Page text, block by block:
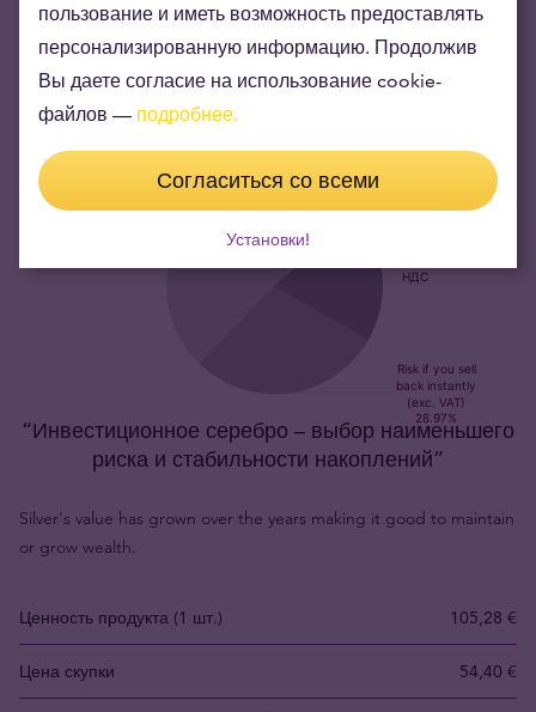
конвертируемость серебряных слитков PAMP у
инвесторов, банков и инвестиционных дилеров.
“Инвестиционное серебро – выбор наименьшего
риска и стабильности накоплений”
Silver's value has grown over the years making it good to maintain
or grow wealth.
Ценность продукта (1 шт.) 105,28 €
Цена скупки 54,40 €
пользование и иметь возможность предоставлять
персонализированную информацию. Продолжив
Вы даете согласие на использование cookie-
файлов — подробнее.
Согласиться со всеми
Установки!